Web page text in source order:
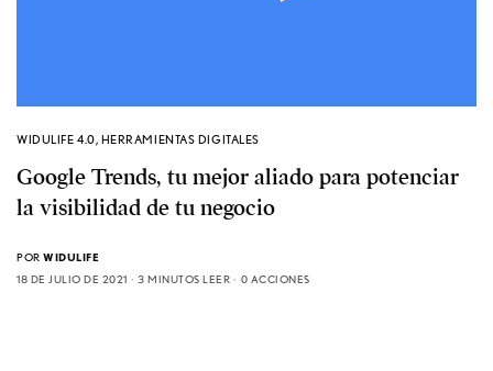
WIDULIFE 4.0, HERRAMIENTAS DIGITALES
Google Trends, tu mejor aliado para potenciar
la visibilidad de tu negocio
POR WIDULIFE
18 DE JULIO DE 2021
3 MINUTOS LEER 0 ACCIONES